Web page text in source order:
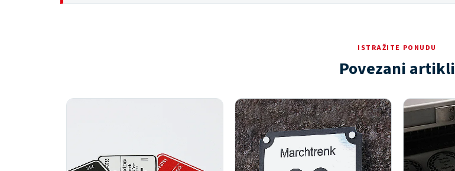
ISTRAŽITE PONUDU
Povezani artikli